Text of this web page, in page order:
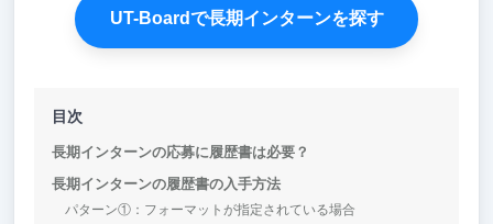
UT-Boardで長期インターンを探す
目次
長期インターンの応募に履歴書は必要？
長期インターンの履歴書の入手方法
パターン①：フォーマットが指定されている場合